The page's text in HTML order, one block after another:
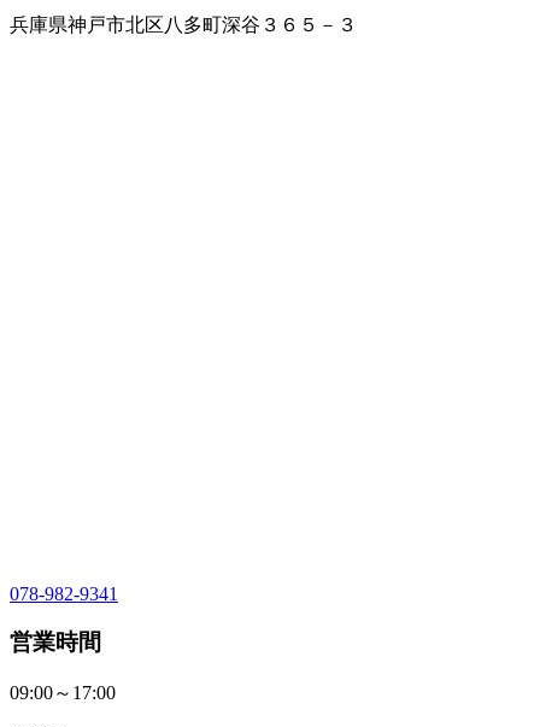
兵庫県神戸市北区八多町深谷３６５－３
078-982-9341
営業時間
09:00～17:00